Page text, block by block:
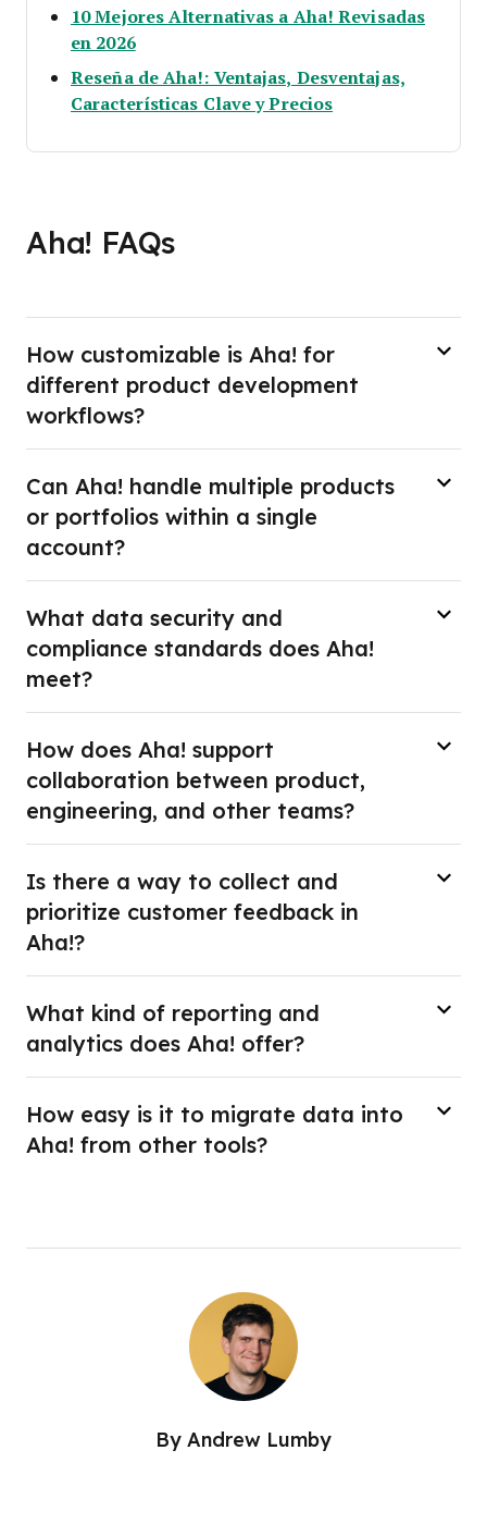
10 Mejores Alternativas a Aha! Revisadas
en 2026Opens new window
Reseña de Aha!: Ventajas, Desventajas,
Características Clave y PreciosOpens new
Aha! FAQs
How customizable is Aha! for
different product development
workflows?
Can Aha! handle multiple products
or portfolios within a single
account?
What data security and
compliance standards does Aha!
meet?
How does Aha! support
collaboration between product,
engineering, and other teams?
Is there a way to collect and
prioritize customer feedback in
Aha!?
What kind of reporting and
analytics does Aha! offer?
How easy is it to migrate data into
Aha! from other tools?
By Andrew Lumby